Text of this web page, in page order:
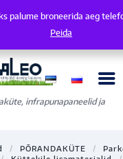
infrapunapaneelid ja
PÕRANDAKÜTE
palume broneerida aeg
palume broneerida aeg
Peida